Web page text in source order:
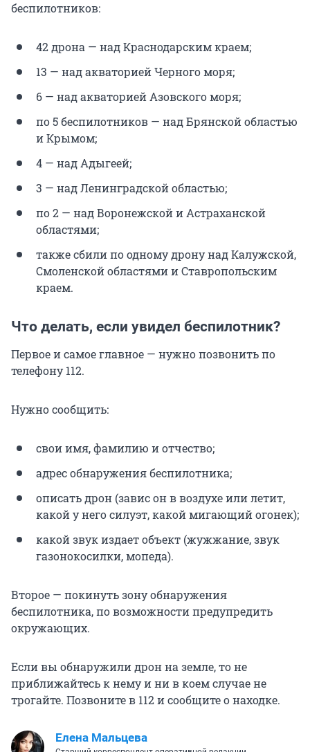
беспилотников:
42 дрона — над Краснодарским краем;
13 — над акваторией Черного моря;
6 — над акваторией Азовского моря;
по 5 беспилотников — над Брянской областью
и Крымом;
4 — над Адыгеей;
3 — над Ленинградской областью;
по 2 — над Воронежской и Астраханской
областями;
также сбили по одному дрону над Калужской,
Смоленской областями и Ставропольским
краем.
Что делать, если увидел беспилотник?
Первое и самое главное — нужно позвонить по
телефону 112.
Нужно сообщить:
свои имя, фамилию и отчество;
адрес обнаружения беспилотника;
описать дрон (завис он в воздухе или летит,
какой у него силуэт, какой мигающий огонек);
какой звук издает объект (жужжание, звук
газонокосилки, мопеда).
Второе — покинуть зону обнаружения
беспилотника, по возможности предупредить
окружающих.
Если вы обнаружили дрон на земле, то не
приближайтесь к нему и ни в коем случае не
трогайте. Позвоните в 112 и сообщите о находке.
Елена Мальцева